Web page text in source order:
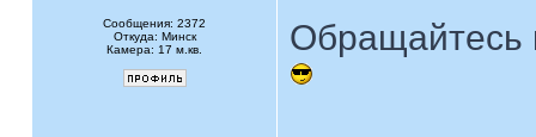
Сообщения: 2372
Откуда: Минск
Камера: 17 м.кв.
Обращайтесь